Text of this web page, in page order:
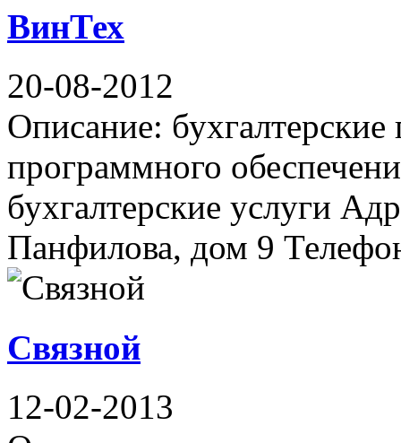
ВинТех
20-08-2012
Описание:
программного
бухгалтерские услуги
Панфилова, дом 9
Связной
12-02-2013